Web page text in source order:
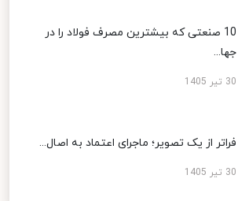
10 صنعتی که بیشترین مصرف فولاد را در
جها...
فراتر از یک تصویر؛ ماجرای اعتماد به اصال...